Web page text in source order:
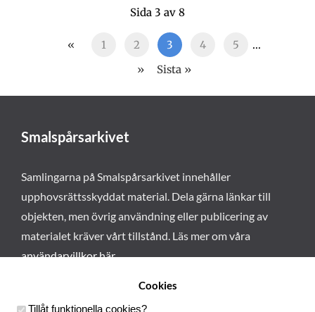
Sida 3 av 8
« 1 2 3 4 5
...
»
Sista »
Smalspårsarkivet
Samlingarna på Smalspårsarkivet innehåller
upphovsrättsskyddat material. Dela gärna länkar till
objekten, men övrig användning eller publicering av
materialet kräver vårt tillstånd. Läs mer om våra
användarvillkor här.
Cookies
Tillåt funktionella cookies?